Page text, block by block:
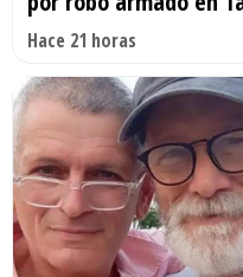
Hace 21 horas